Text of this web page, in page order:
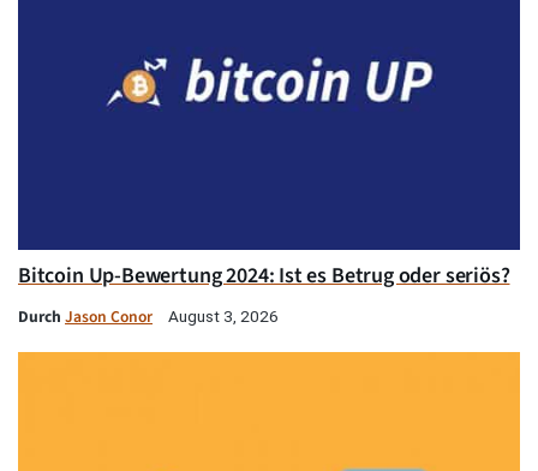
Bitcoin Up-Bewertung 2024: Ist es Betrug oder seriös?
Durch Jason Conor August 3, 2026